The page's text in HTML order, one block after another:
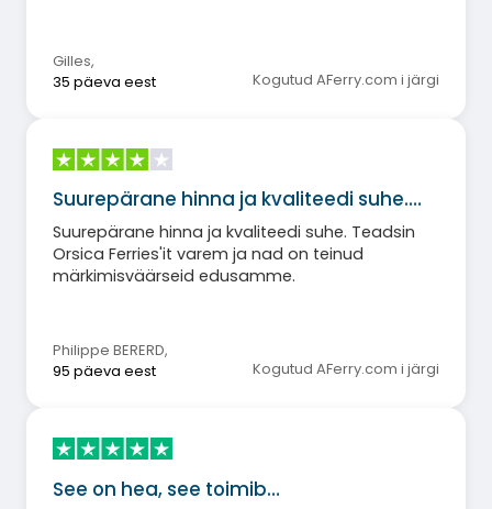
Gilles,
35 päeva eest
Kogutud AFerry.com i järgi
Suurepärane hinna ja kvaliteedi suhe.…
Suurepärane hinna ja kvaliteedi suhe. Teadsin
Orsica Ferries'it varem ja nad on teinud
märkimisväärseid edusamme.
Philippe BERERD,
95 päeva eest
Kogutud AFerry.com i järgi
See on hea, see toimib…